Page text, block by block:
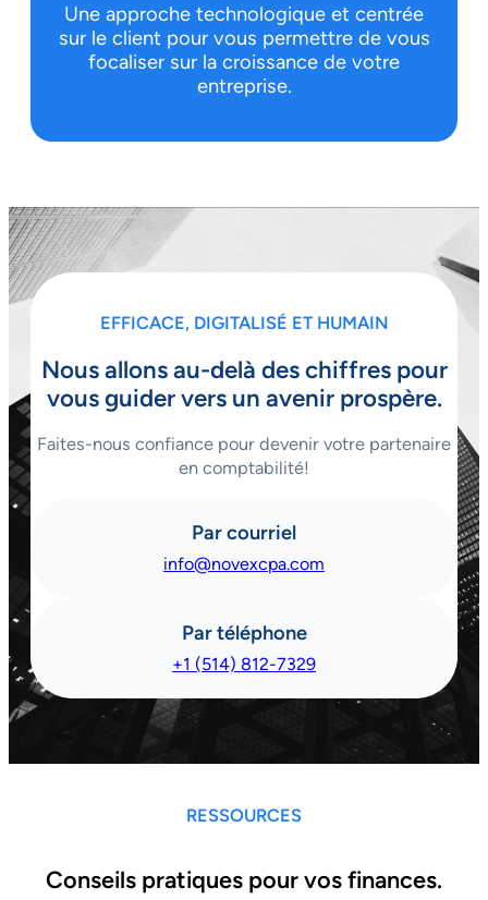
Une approche technologique et centrée
sur le client pour vous permettre de vous
focaliser sur la croissance de votre
entreprise.
EFFICACE, DIGITALISÉ ET HUMAIN
Nous allons au-delà des chiffres pour
vous guider vers un avenir prospère.
Faites-nous confiance pour devenir votre partenaire
en comptabilité!
Par courriel
info@novexcpa.com
Par téléphone
+1 (514) 812-7329
RESSOURCES
Conseils pratiques pour vos finances.